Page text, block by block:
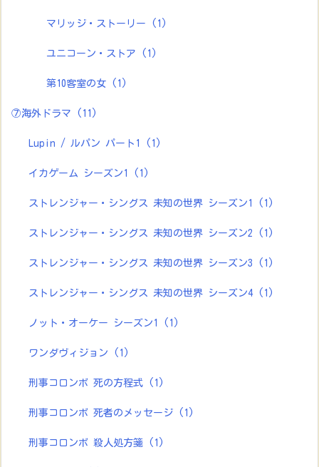
マリッジ・ストーリー (1)
ユニコーン・ストア (1)
第10客室の女 (1)
⑦海外ドラマ (11)
Lupin / ルパン パート1 (1)
イカゲーム シーズン1 (1)
ストレンジャー・シングス 未知の世界 シーズン1 (1)
ストレンジャー・シングス 未知の世界 シーズン2 (1)
ストレンジャー・シングス 未知の世界 シーズン3 (1)
ストレンジャー・シングス 未知の世界 シーズン4 (1)
ノット・オーケー シーズン1 (1)
ワンダヴィジョン (1)
刑事コロンボ 死の方程式 (1)
刑事コロンボ 死者のメッセージ (1)
刑事コロンボ 殺人処方箋 (1)